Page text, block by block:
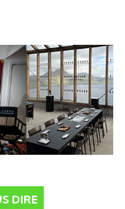
DIRE